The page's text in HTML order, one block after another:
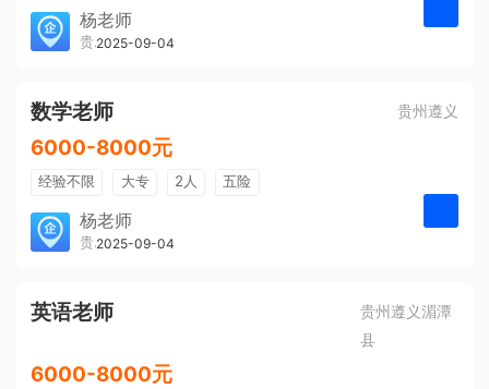
带薪年假
年终奖
免费培训
包住宿
杨老师
贵州大美前程文化发展有限公司
2025-09-04
数学老师 贵州遵义
6000-8000元
经验不限 大专 2人
五险
带薪年假
年终奖
免费培训
包住宿
杨老师
贵州大美前程文化发展有限公司
2025-09-04
英语老师
贵州遵义湄潭
县
6000-8000元